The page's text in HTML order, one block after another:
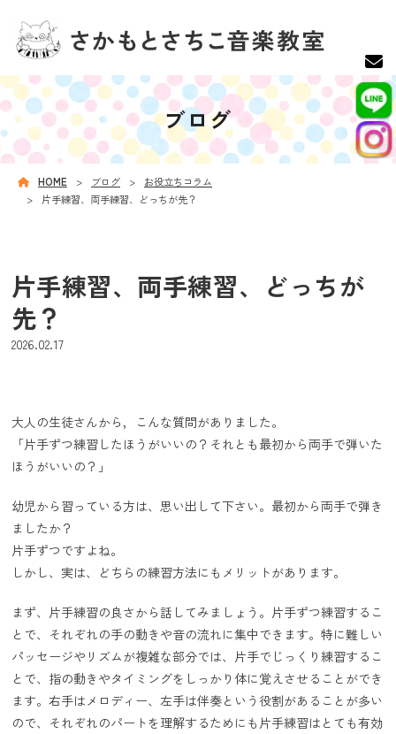
ブログ
HOME ブログ
お役立ちコラム
片手練習、両手練習、どっちが先？
片手練習、両手練習、どっちが
先？
2026.02.17
大人の生徒さんから，こんな質問がありました。
「片手ずつ練習したほうがいいの？それとも最初から両手で弾いた
ほうがいいの？」
幼児から習っている方は、思い出して下さい。最初から両手で弾き
ましたか？
片手ずつですよね。
しかし、実は、どちらの練習方法にもメリットがあります。
まず、片手練習の良さから話してみましょう。片手ずつ練習するこ
とで、それぞれの手の動きや音の流れに集中できます。特に難しい
パッセージやリズムが複雑な部分では、片手でじっくり練習するこ
とで、指の動きやタイミングをしっかり体に覚えさせることができ
ます。右手はメロディー、左手は伴奏という役割があることが多い
ので、それぞれのパートを理解するためにも片手練習はとても有効